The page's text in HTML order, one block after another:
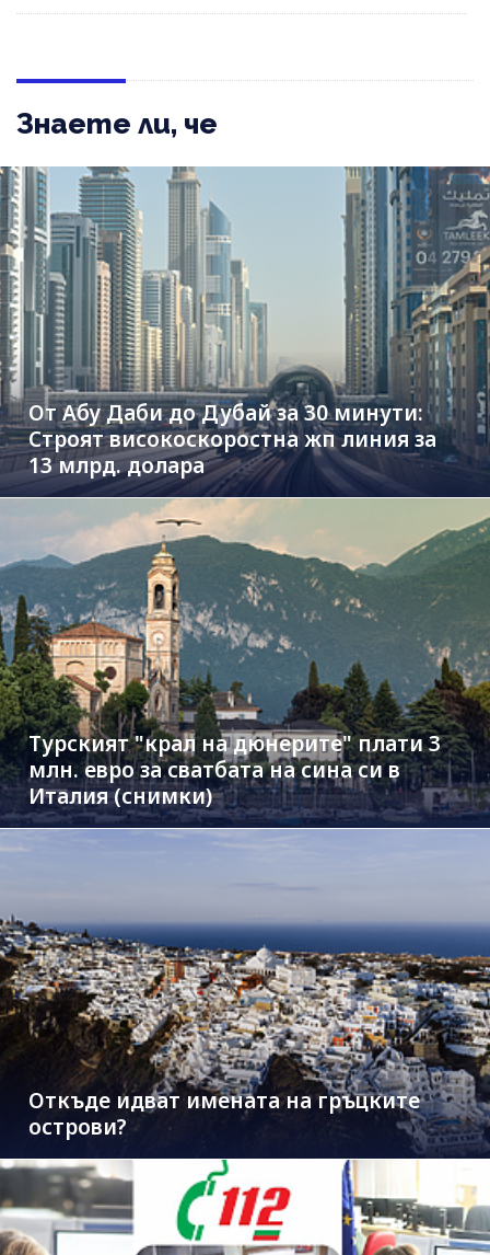
Знаете ли, че
От Абу Даби до Дубай за 30 минути:
Строят високоскоростна жп линия за
13 млрд. долара
Турският "крал на дюнерите" плати 3
млн. евро за сватбата на сина си в
Италия (снимки)
Откъде идват имената на гръцките
острови?